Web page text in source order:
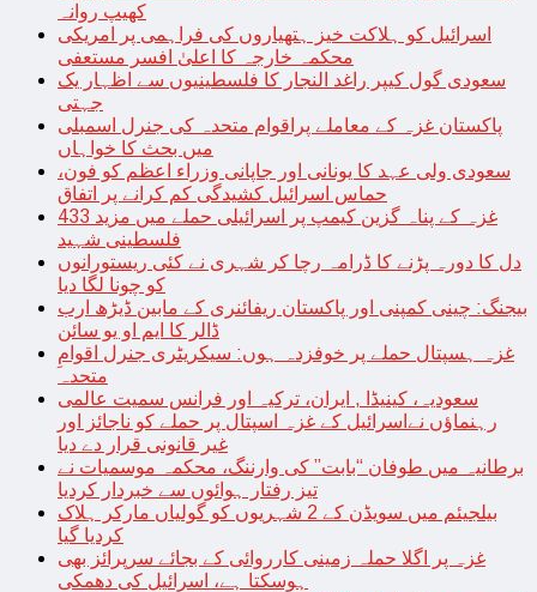
کھیپ روانہ
اسرائیل کو ہلاکت خیز ہتھیاروں کی فراہمی پر امریکی
محکمہ خارجہ کا اعلیٰ افسر مستعفی
سعودی گول کیپر راغد النجار کا فلسطینیوں سے اظہار یک
جہتی
پاکستان غزہ کے معاملے پراقوام متحدہ کی جنرل اسمبلی
میں بحث کا خواہاں
سعودی ولی عہد کا یونانی اور جاپانی وزراء اعظم کو فون،
حماس اسرائیل کشیدگی کم کرانے پر اتفاق
غزہ کے پناہ گزین کیمپ پر اسرائیلی حملے میں مزید 433
فلسطینی شہید
دل کا دورہ پڑنے کا ڈرامہ رچا کر شہری نے کئی ریستورانوں
کو چونا لگا دیا
بیجنگ: چینی کمپنی اور پاکستان ریفائنری کے مابین ڈیڑھ ارب
ڈالر کا ایم او یو سائن
غزہ ہسپتال حملے پر خوفزدہ ہوں: سیکریٹری جنرل اقوامِ
متحدہ
سعودیہ، کینیڈا , ایران، ترکیہ اور فرانس سمیت عالمی
رہنماؤں نےاسرائیل کے غزہ اسپتال پر حملے کو ناجائز اور
غیر قانونی قرار دے دیا
برطانیہ میں طوفان “بابت” کی وارننگ، محکمہ موسمیات نے
تیز رفتار ہوائوں سے خبردار کردیا
بیلجیئم میں سویڈن کے 2 شہریوں کو گولیاں مارکر ہلاک
کردیا گیا
غزہ پر اگلا حملہ زمینی کارروائی کے بجائے سرپرائز بھی
ہوسکتا ہے، اسرائیل کی دھمکی